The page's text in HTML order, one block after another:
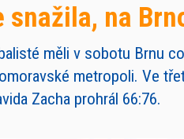
snažila, na
měli v sobotu Brnu
metropoli. Ve
Zacha prohrál 66:76.